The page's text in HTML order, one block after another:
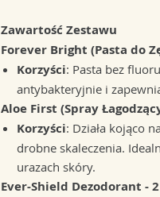
Zawartość Zestawu
Forever Bright (Pasta do
Korzyści: Pasta bez
antybakteryjnie i
Aloe First (Spray
Korzyści: Działa kojąco
drobne skaleczenia.
urazach skóry.
Ever-Shield Dezodorant -